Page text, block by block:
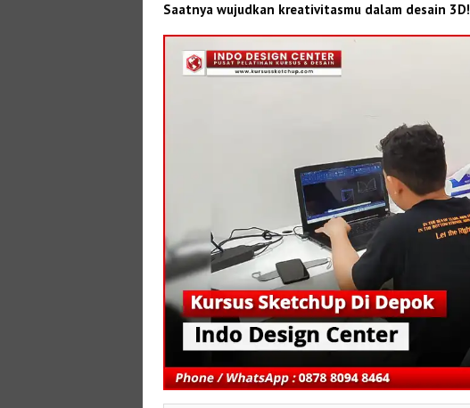
Saatnya wujudkan kreativitasmu dalam desain 3D!